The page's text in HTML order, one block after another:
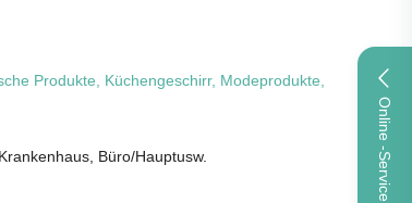
Online -Service
Produkte, Küchengeschirr, Modeprodukte,
Büro/Hauptusw.